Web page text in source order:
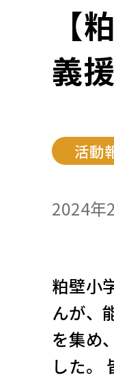
【
義
活動
2024年
粕壁小
んが、
を集め
した。